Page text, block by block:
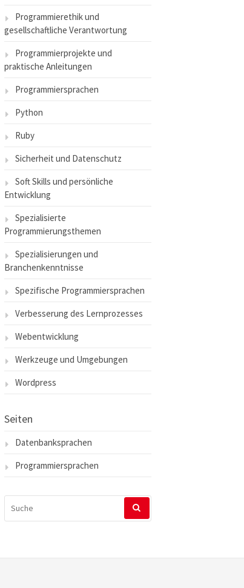
Programmierethik und
gesellschaftliche Verantwortung
Programmierprojekte und
praktische Anleitungen
Programmiersprachen
Python
Ruby
Sicherheit und Datenschutz
Soft Skills und persönliche
Entwicklung
Spezialisierte
Programmierungsthemen
Spezialisierungen und
Branchenkenntnisse
Spezifische Programmiersprachen
Verbesserung des Lernprozesses
Webentwicklung
Werkzeuge und Umgebungen
Wordpress
Seiten
Datenbanksprachen
Programmiersprachen
NACH: